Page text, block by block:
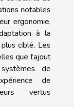
notables
ergonomie,
à la
ciblé. Les
que l'ajout
de
de
vertus